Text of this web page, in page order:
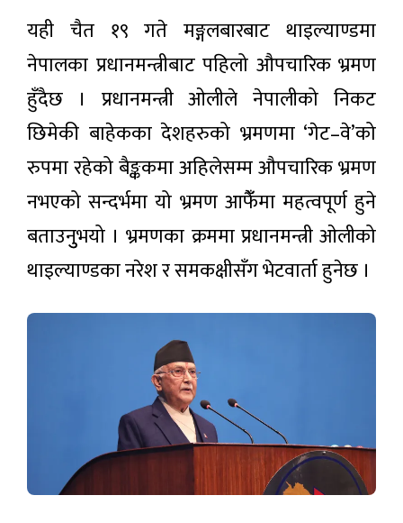
सीमामा
कडाइले
किसान
त्रसित
सिस्टम
मास्टर
प्लान
(२०५०)
विशेष
महाधिवेशन
विधानसम्मत
र वैधानिक :
कांग्रेस
सभापति
थापा
८ घण्टा अगाडी
लोकप्रिय
समाचार
मल लिन
जाँदा ३८
दिन
त्रसित
३ घण्टा अगाडी
नगन्य,
हिउँदमा
जोखिम
उद्योगमा
सुधारको
सङ्केत:
८ घण्टा अगाडी
यही चैत १९ गते मङ्गलबारबाट थाइल्याण्डमा
नेपालका प्रधानमन्त्रीबाट पहिलो औपचारिक भ्रमण
हुँदैछ । प्रधानमन्त्री ओलीले नेपालीको निकट
छिमेकी बाहेकका देशहरुको भ्रमणमा ‘गेट–वे’को
रुपमा रहेको बैङ्ककमा अहिलेसम्म औपचारिक भ्रमण
नभएको सन्दर्भमा यो भ्रमण आफैंँमा महत्वपूर्ण हुने
बताउनुुभयो । भ्रमणका क्रममा प्रधानमन्त्री ओलीको
थाइल्याण्डका नरेश र समकक्षीसँग भेटवार्ता हुनेछ ।